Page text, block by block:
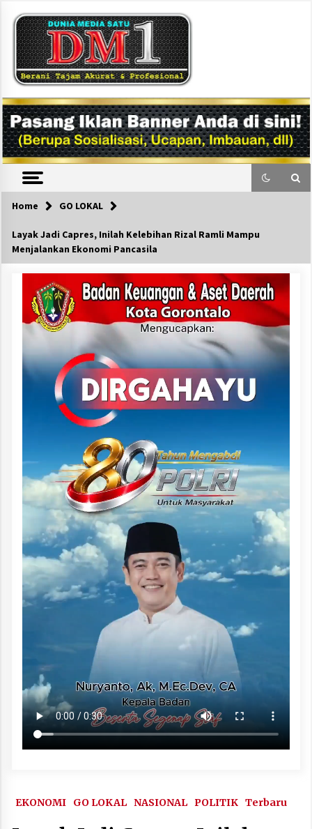
content
DM1
Home GO LOKAL
Layak Jadi Capres, Inilah Kelebihan Rizal Ramli Mampu
Menjalankan Ekonomi Pancasila
EKONOMI GO LOKAL NASIONAL POLITIK Terbaru